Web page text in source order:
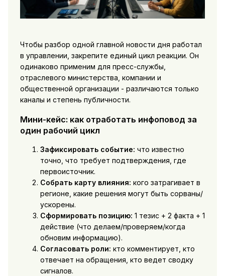
Чтобы разбор одной главной новости дня работал
в управлении, закрепите единый цикл реакции. Он
одинаково применим для пресс-службы,
отраслевого министерства, компании и
общественной организации - различаются только
каналы и степень публичности.
Мини-кейс: как отработать инфоповод за
один рабочий цикл
Зафиксировать событие: что известно
точно, что требует подтверждения, где
первоисточник.
Собрать карту влияния: кого затрагивает в
регионе, какие решения могут быть сорваны/
ускорены.
Сформировать позицию: 1 тезис + 2 факта + 1
действие (что делаем/проверяем/когда
обновим информацию).
Согласовать роли: кто комментирует, кто
отвечает на обращения, кто ведет сводку
сигналов.